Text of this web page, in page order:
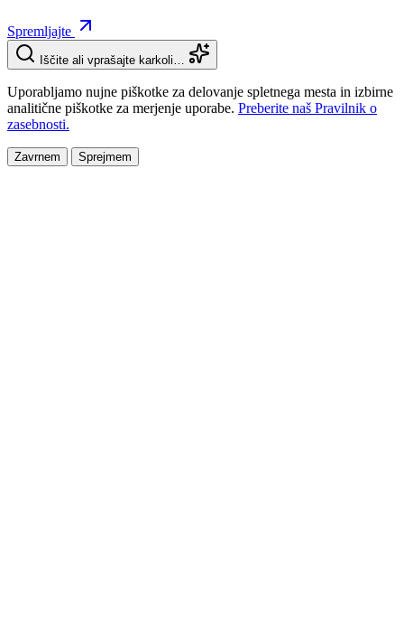
Spremljajte
Iščite ali vprašajte karkoli…
Uporabljamo nujne piškotke za delovanje spletnega mesta in izbirne
analitične piškotke za merjenje uporabe. Preberite naš Pravilnik o
zasebnosti.
Zavrnem Sprejmem